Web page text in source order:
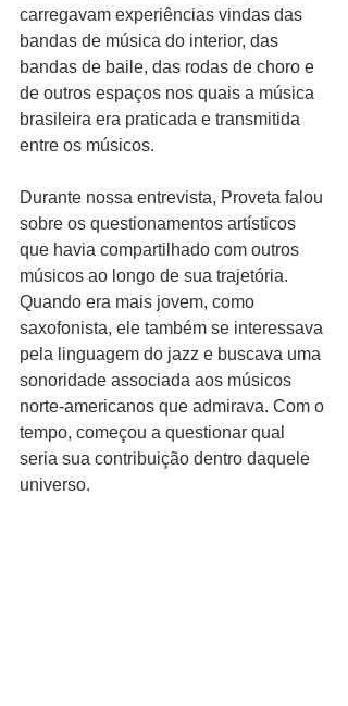
carregavam experiências vindas das
bandas de música do interior, das
bandas de baile, das rodas de choro e
de outros espaços nos quais a música
brasileira era praticada e transmitida
entre os músicos.
Durante nossa entrevista, Proveta falou
sobre os questionamentos artísticos
que havia compartilhado com outros
músicos ao longo de sua trajetória.
Quando era mais jovem, como
saxofonista, ele também se interessava
pela linguagem do jazz e buscava uma
sonoridade associada aos músicos
norte-americanos que admirava. Com o
tempo, começou a questionar qual
seria sua contribuição dentro daquele
universo.